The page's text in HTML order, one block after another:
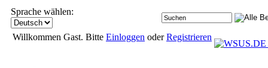
Sprache wählen:
Willkommen Gast. Bitte Einloggen oderRegistrieren